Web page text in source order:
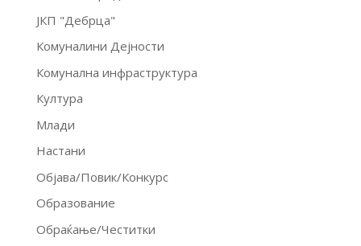
ЈКП "Дебрца"
Комуналини Дејности
Комунална инфраструктура
Култура
Млади
Настани
Објава/Повик/Конкурс
Образование
Обраќање/Честитки